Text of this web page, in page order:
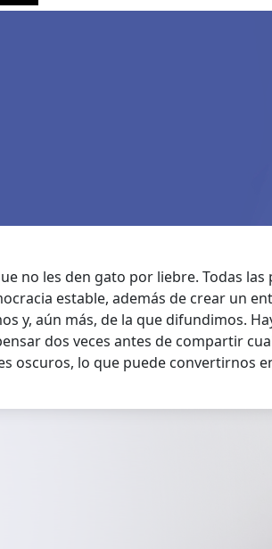
no les den gato por liebre. Todas las
estable, además de crear un
y, aún más, de la que difundimos.
dos veces antes de compartir
oscuros, lo que puede convertirnos